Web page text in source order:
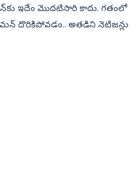
ఇదేం మొదటిసారి కాదు. గతంలో
దొరికిపోవడం.. అతడిని నెటిజన్లు